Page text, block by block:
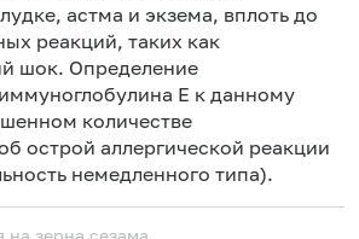
астма и экзема, вплоть до
реакций, таких как
шок. Определение
Е к данному
количестве
острой аллергической реакции
немедленного типа).
на зерна сезама